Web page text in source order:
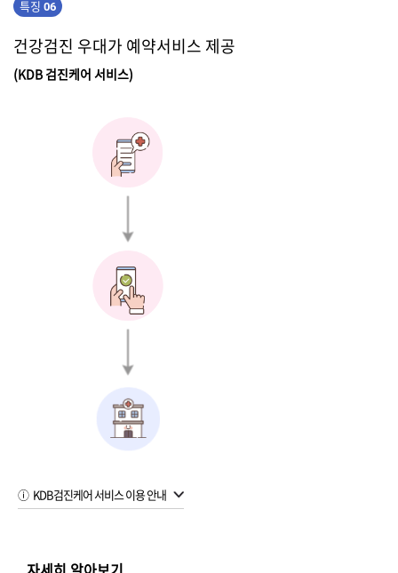
특징 06
건강검진 우대가 예약서비스 제공
(KDB 검진케어 서비스)
KDB검진케어 서비스 이용 안내